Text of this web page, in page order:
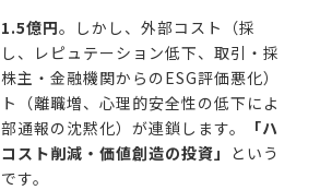
億円。しかし、外部コスト（採
、レピュテーション低下、取引・採
主・金融機関からのESG評価悪化）
（離職増、心理的安全性の低下によ
通報の沈黙化）が連鎖します。
「ハ
スト削減・価値創造の投資」 という
す。